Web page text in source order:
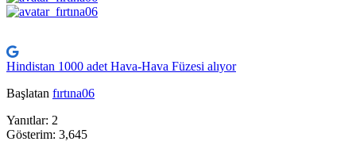
Hindistan 1000 adet Hava-Hava Füzesi alıyor
Başlatan fırtına06
Yanıtlar: 2
Gösterim: 3,645